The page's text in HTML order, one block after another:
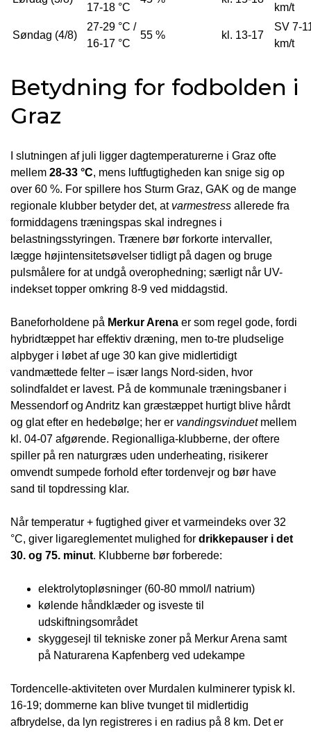
17-18 °C km/t
Søndag (4/8)
27-29 °C /
16-17 °C
55 % kl. 13-17
SV 7-
km/t
Betydning for fodbolden i
Graz
I slutningen af juli ligger dagtemperaturerne i Graz ofte
mellem 28-33 °C, mens luftfugtigheden kan snige sig op
over 60 %. For spillere hos Sturm Graz, GAK og de mange
regionale klubber betyder det, at varme­stress allerede fra
formiddagens træningspas skal indregnes i
belastningsstyringen. Trænere bør forkorte intervaller,
lægge højintensitetsøvelser tidligt på dagen og bruge
pulsmålere for at undgå overophedning; særligt når UV-
indekset topper omkring 8-9 ved middagstid.
Baneforholdene på Merkur Arena er som regel gode, fordi
hybridtæppet har effektiv dræning, men to-tre pludselige
alpbyger i løbet af uge 30 kan give midlertidigt
vandmættede felter – især langs Nord-siden, hvor
solindfaldet er lavest. På de kommunale træningsbaner i
Messendorf og Andritz kan græstæppet hurtigt blive hårdt
og glat efter en hedebølge; her er vandings­vinduetmellem
kl. 04-07 afgørende. Regionalliga-klubberne, der oftere
spiller på ren naturgræs uden underheating, risikerer
omvendt sumpede forhold efter tordenvejr og bør have
sand til topdressing klar.
Når temperatur + fugtighed giver et varmeindeks over 32
°C, giver liga­reglementet mulighed for drikkepauser i det
30. og 75. minut. Klubberne bør forberede:
elektrolyt­opløsninger (60-80 mmol/l natrium)
kølende håndklæder og isveste til
udskiftningsområdet
skygge­sejl til tekniske zoner på Merkur Arena samt
på Naturarena Kapfenberg ved udekampe
Tordencelle-aktiviteten over Murdalen kulminerer typisk kl.
16-19; dommerne kan blive tvunget til midlertidig
afbrydelse, da lyn registreres i en radius på 8 km. Det er